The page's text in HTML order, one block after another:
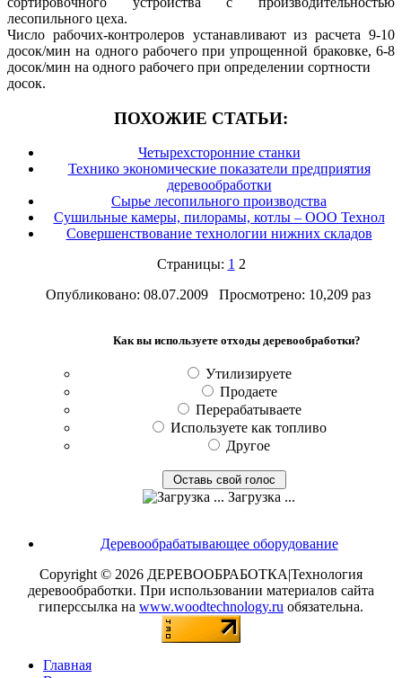
лесопильного цеха.
Число рабочих-контролеров устанавливают из расчета 9-10
досок/мин на одного рабочего при упрощенной браковке, 6-8
досок/мин на одного рабочего при определении сортности
досок.
ПОХОЖИЕ СТАТЬИ:
Четырехсторонние станки
Технико экономические показатели предприятия
деревообработки
Сырье лесопильного производства
Сушильные камеры, пилорамы, котлы – ООО Технол
Совершенствование технологии нижних складов
Страницы: 1 2
Опубликовано: 08.07.2009 Просмотрено: 10,209 раз
Как вы используете отходы деревообработки?
Утилизируете
Продаете
Перерабатываете
Используете как топливо
Другое
Загрузка ...
Деревообрабатывающее оборудование
Copyright © 2026 ДЕРЕВООБРАБОТКА|Технология
деревообработки. При использовании материалов сайта
гиперссылка на www.woodtechnology.ru обязательна.
Главная